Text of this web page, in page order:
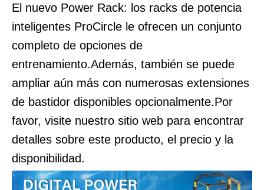
El nuevo Power Rack: los racks de potencia
inteligentes ProCircle le ofrecen un conjunto
completo de opciones de
entrenamiento.Además, también se puede
ampliar aún más con numerosas extensiones
de bastidor disponibles opcionalmente.Por
favor, visite nuestro sitio web para encontrar
detalles sobre este producto, el precio y la
disponibilidad.